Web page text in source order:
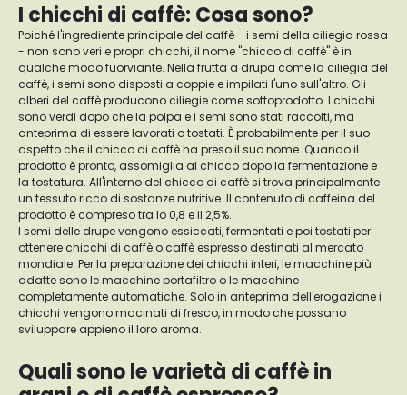
I chicchi di caffè: Cosa sono?
Poiché l'ingrediente principale del caffè - i semi della ciliegia rossa
- non sono veri e propri chicchi, il nome "chicco di caffè" è in
qualche modo fuorviante. Nella frutta a drupa come la ciliegia del
caffè, i semi sono disposti a coppie e impilati l'uno sull'altro. Gli
alberi del caffè producono ciliegie come sottoprodotto. I chicchi
sono verdi dopo che la polpa e i semi sono stati raccolti, ma
anteprima di essere lavorati o tostati. È probabilmente per il suo
aspetto che il chicco di caffè ha preso il suo nome. Quando il
prodotto è pronto, assomiglia al chicco dopo la fermentazione e
la tostatura. All'interno del chicco di caffè si trova principalmente
un tessuto ricco di sostanze nutritive. Il contenuto di caffeina del
prodotto è compreso tra lo 0,8 e il 2,5%.
I semi delle drupe vengono essiccati, fermentati e poi tostati per
ottenere chicchi di caffè o caffè espresso destinati al mercato
mondiale. Per la preparazione dei chicchi interi, le macchine più
adatte sono le macchine portafiltro o le macchine
completamente automatiche. Solo in anteprima dell'erogazione i
chicchi vengono macinati di fresco, in modo che possano
sviluppare appieno il loro aroma.
Quali sono le varietà di caffè in